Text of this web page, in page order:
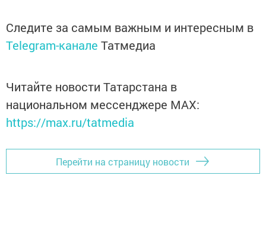
Следите за самым важным и интересным в
Telegram-канале Татмедиа
Читайте новости Татарстана в
национальном мессенджере MАХ:
https://max.ru/tatmedia
Перейти на страницу новости